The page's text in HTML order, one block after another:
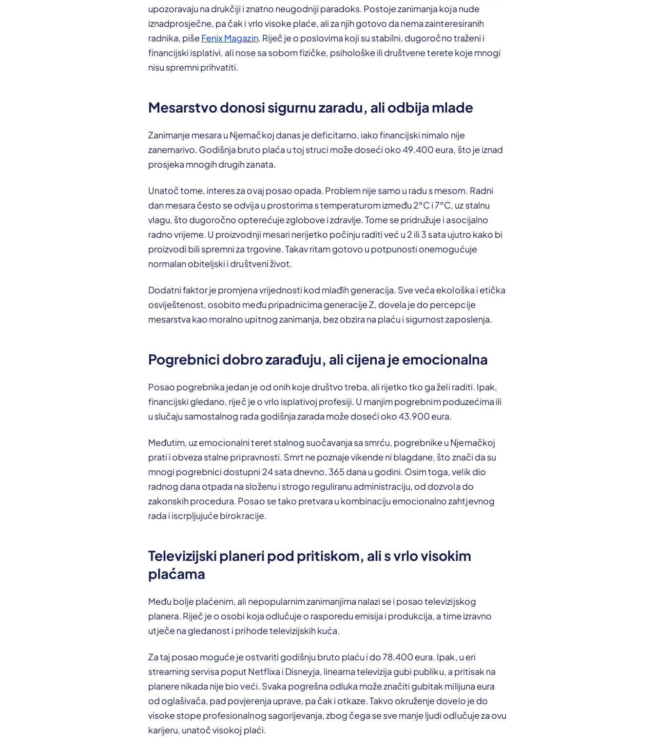
upozoravaju na drukčiji i znatno neugodniji paradoks. Postoje zanimanja koja nude
iznadprosječne, pa čak i vrlo visoke plaće, ali za njih gotovo da nema zainteresiranih
radnika, piše Fenix Magazin. Riječ je o poslovima koji su stabilni, dugoročno traženi i
financijski isplativi, ali nose sa sobom fizičke, psihološke ili društvene terete koje mnogi
nisu spremni prihvatiti.
Mesarstvo donosi sigurnu zaradu, ali odbija mlade
Zanimanje mesara u Njemačkoj danas je deficitarno, iako financijski nimalo nije
zanemarivo. Godišnja bruto plaća u toj struci može doseći oko 49.400 eura, što je iznad
prosjeka mnogih drugih zanata.
Unatoč tome, interes za ovaj posao opada. Problem nije samo u radu s mesom. Radni
dan mesara često se odvija u prostorima s temperaturom između 2°C i 7°C, uz stalnu
vlagu, što dugoročno opterećuje zglobove i zdravlje. Tome se pridružuje i asocijalno
radno vrijeme. U proizvodnji mesari nerijetko počinju raditi već u 2 ili 3 sata ujutro kako bi
proizvodi bili spremni za trgovine. Takav ritam gotovo u potpunosti onemogućuje
normalan obiteljski i društveni život.
Dodatni faktor je promjena vrijednosti kod mlađih generacija. Sve veća ekološka i etička
osviještenost, osobito među pripadnicima generacije Z, dovela je do percepcije
mesarstva kao moralno upitnog zanimanja, bez obzira na plaću i sigurnost zaposlenja.
Pogrebnici dobro zarađuju, ali cijena je emocionalna
Posao pogrebnika jedan je od onih koje društvo treba, ali rijetko tko ga želi raditi. Ipak,
financijski gledano, riječ je o vrlo isplativoj profesiji. U manjim pogrebnim poduzećima ili
u slučaju samostalnog rada godišnja zarada može doseći oko 43.900 eura.
Međutim, uz emocionalni teret stalnog suočavanja sa smrću, pogrebnike u Njemačkoj
prati i obveza stalne pripravnosti. Smrt ne poznaje vikende ni blagdane, što znači da su
mnogi pogrebnici dostupni 24 sata dnevno, 365 dana u godini. Osim toga, velik dio
radnog dana otpada na složenu i strogo reguliranu administraciju, od dozvola do
zakonskih procedura. Posao se tako pretvara u kombinaciju emocionalno zahtjevnog
rada i iscrpljujuće birokracije.
Televizijski planeri pod pritiskom, ali s vrlo visokim
plaćama
Među bolje plaćenim, ali nepopularnim zanimanjima nalazi se i posao televizijskog
planera. Riječ je o osobi koja odlučuje o rasporedu emisija i produkcija, a time izravno
utječe na gledanost i prihode televizijskih kuća.
Za taj posao moguće je ostvariti godišnju bruto plaću i do 78.400 eura. Ipak, u eri
streaming servisa poput Netflixa i Disneyja, linearna televizija gubi publiku, a pritisak na
planere nikada nije bio veći. Svaka pogrešna odluka može značiti gubitak milijuna eura
od oglašivača, pad povjerenja uprave, pa čak i otkaze. Takvo okruženje dovelo je do
visoke stope profesionalnog sagorijevanja, zbog čega se sve manje ljudi odlučuje za ovu
karijeru, unatoč visokoj plaći.